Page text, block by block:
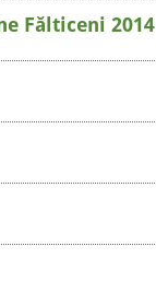
Fălticeni 2014